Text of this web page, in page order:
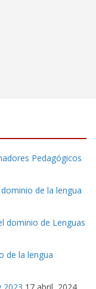
Pedagógicos
de la lengua
dominio de Lenguas
de la lengua